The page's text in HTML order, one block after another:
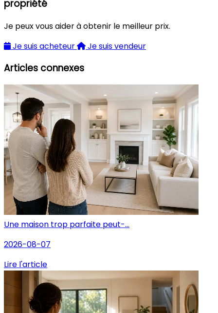
propriété
Je peux vous aider à obtenir le meilleur prix.
Je suis acheteur
Je suis vendeur
Articles connexes
Une maison trop parfaite peut-...
2026-08-07
Lire l'article